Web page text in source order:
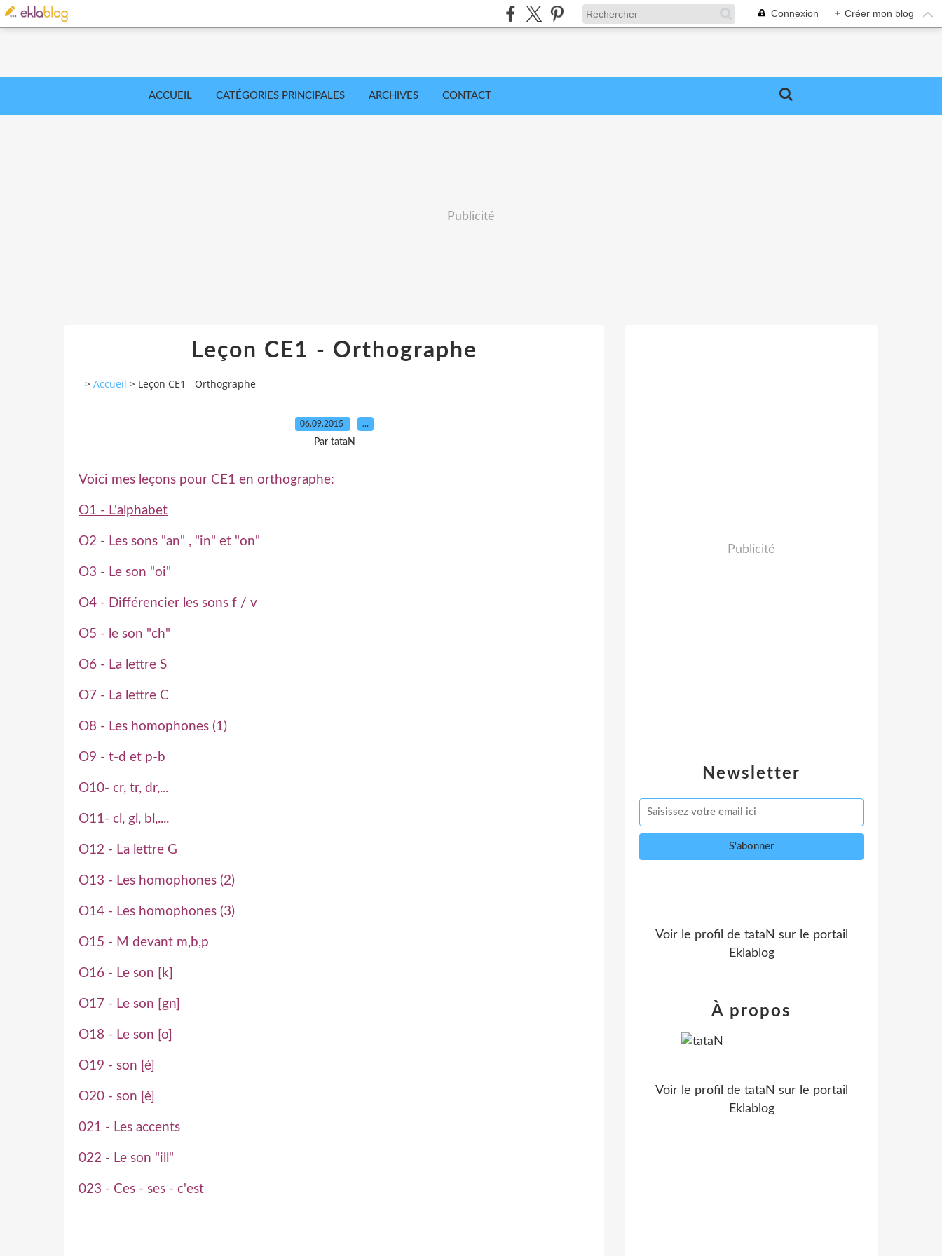
Connexion + Créer mon blog
ACCUEIL CATÉGORIES PRINCIPALES ARCHIVES CONTACT
Publicité
Leçon CE1 - Orthographe
> Accueil > Leçon CE1 - Orthographe
06.09.2015 …
Par tataN
Voici mes leçons pour CE1 en orthographe:
O1 - L'alphabet
O2 - Les sons "an" , "in" et "on"
O3 - Le son "oi"
O4 - Différencier les sons f / v
O5 - le son "ch"
O6 - La lettre S
O7 - La lettre C
O8 - Les homophones (1)
O9 - t-d et p-b
O10- cr, tr, dr,...
O11- cl, gl, bl,....
O12 - La lettre G
O13 - Les homophones (2)
O14 - Les homophones (3)
O15 - M devant m,b,p
O16 - Le son [k]
O17 - Le son [gn]
O18 - Le son [o]
O19 - son [é]
O20 - son [è]
021 - Les accents
022 - Le son "ill"
023 - Ces - ses - c'est
Newsletter
Publicité
Voir le profil de tataN sur le portail
Eklablog
À propos
Voir le profil de tataN sur le portail
Eklablog